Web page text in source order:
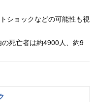
ショックなどの可能性も視
死亡者は約4900人、約9